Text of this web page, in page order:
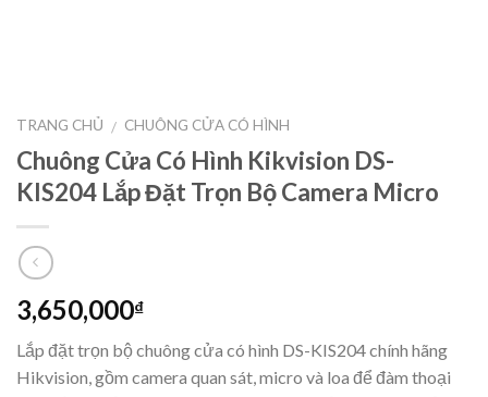
TRANG CHỦ / CHUÔNG CỬA CÓ HÌNH
Chuông Cửa Có Hình Kikvision DS-
KIS204 Lắp Đặt Trọn Bộ Camera Micro
3,650,000₫
Lắp đặt trọn bộ chuông cửa có hình DS-KIS204 chính hãng
Hikvision, gồm camera quan sát, micro và loa để đàm thoại